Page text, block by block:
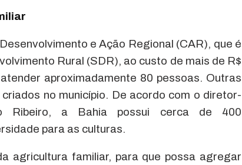
e Ação Regional (CAR), que é
Rural (SDR), ao custo de mais de R$
aproximadamente 80 pessoas. Outras
no município. De acordo com o diretor-
Ribeiro, a Bahia possui cerca de 400
para as culturas.
agricultura familiar, para que possa agregar